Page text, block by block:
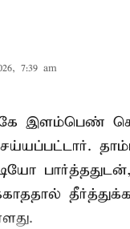
7:39 am
இளம்பெண்